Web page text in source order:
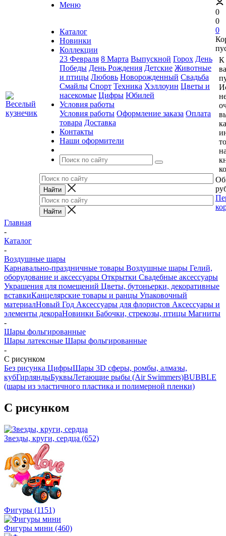
Меню
Каталог
Новинки
Коллекции
23 Февраля 8 Марта Выпускной Горох День
Победы День Рождения Детские Животные
и птицы Любовь Новорожденный Свадьба
Смайлы Спорт Техника Хэллоуин Цветы и
насекомые Цифры Юбилей
Условия работы
Условия работы Оформление заказа Оплата
товара Доставка
Контакты
Наши оформители
0
0
0
К
Главная
-
Каталог
-
Воздушные шары
Карнавально-праздничные товары Воздушные шары Гелий,
оборудование и аксессуары Открытки Свадебные аксессуары
Украшения для помещений Цветы, бутоньерки, декоративные
вставкиКанцелярские товары и ранцы Упаковочный
материалНовый Год Аксессуары для флористов Аксессуары и
элементы декораНовинки Бабочки, стрекозы, птицы Магниты
-
Шары фольгированные
Шары латексные Шары фольгированные
-
С рисунком
Без рисунка ЦифрыШары 3D сферы, ромбы, алмазы,
кубГирляндыБуквыЛетающие рыбы (Air Swimmers)BUBBLE
(шары из эластичного пластика и полимерной пленки)
С рисунком
Звезды, круги, сердца (652)
Фигуры (1151)
Фигуры мини (460)